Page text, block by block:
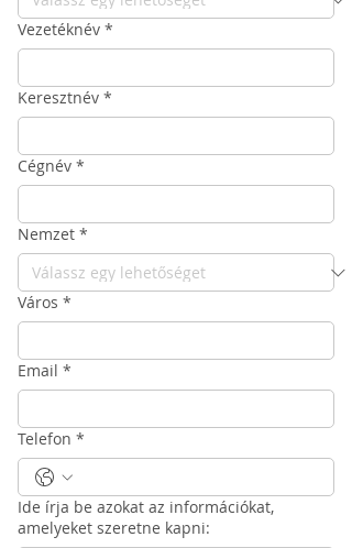
Vezetéknév *
Keresztnév *
Cégnév *
Nemzet *
Város *
Email *
Telefon *
Ide írja be azokat az információkat,
amelyeket szeretne kapni: